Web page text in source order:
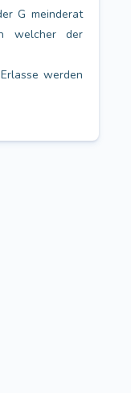
G meinderat
welcher der
werden